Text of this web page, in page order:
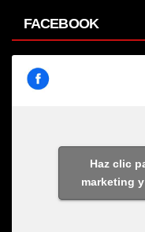
FACEBOOK
Haz clic
marketing